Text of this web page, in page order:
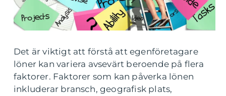
Det är viktigt att förstå att egenföretagare
löner kan variera avsevärt beroende på flera
faktorer. Faktorer som kan påverka lönen
inkluderar bransch, geografisk plats,